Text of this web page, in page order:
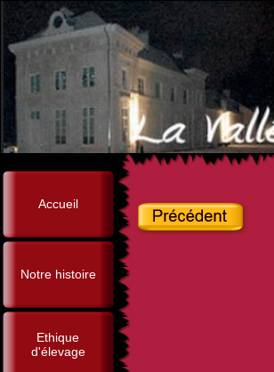
Accueil
Notre histoire
Ethique
d'élevage